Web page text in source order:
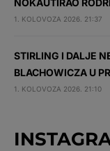
NOKAUTIRAO
1. KOLOVOZA 2026. 21:37
STIRLING I DALJE
BLACHOWICZA U
1. KOLOVOZA 2026. 21:10